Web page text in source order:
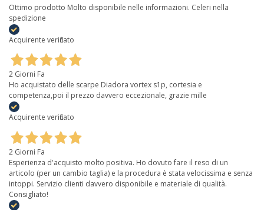
Ottimo prodotto Molto disponibile nelle informazioni. Celeri nella
spedizione
Acquirente verificato
2 Giorni Fa
Ho acquistato delle scarpe Diadora vortex s1p, cortesia e
competenza,poi il prezzo davvero eccezionale, grazie mille
Acquirente verificato
2 Giorni Fa
Esperienza d'acquisto molto positiva. Ho dovuto fare il reso di un
articolo (per un cambio taglia) e la procedura è stata velocissima e senza
intoppi. Servizio clienti davvero disponibile e materiale di qualità.
Consigliato!